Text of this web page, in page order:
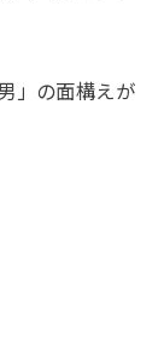
」の面構えが